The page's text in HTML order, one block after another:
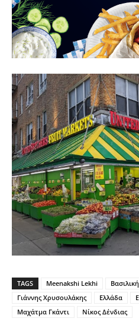
TAGS Meenakshi Lekhi
Γιάννης Χρυσουλάκης
Ελλάδα
Μαχάτμα Γκάντι
Νίκος Δένδιας